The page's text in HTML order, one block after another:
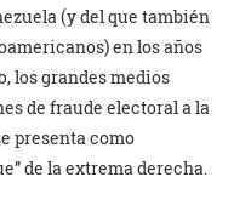
(y del que también
en los años
los grandes medios
de fraude electoral a la
presenta como
de la extrema derecha.